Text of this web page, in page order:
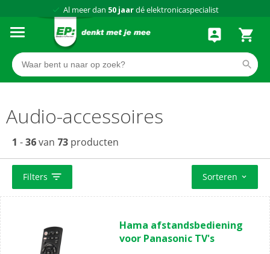
Al meer dan 50 jaardé elektronicaspecialist
Audio-accessoires
1 -36van 73 producten
Filters Sorteren
van
de
Hama afstandsbediening
voor Panasonic TV's